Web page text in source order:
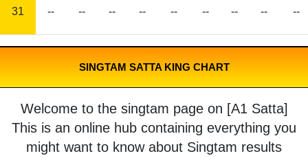
31 -- -- -- -- -- -- -- -- --
SINGTAM SATTA KING CHART
Welcome to the singtam page on [A1 Satta]
This is an online hub containing everything you
might want to know about Singtam results